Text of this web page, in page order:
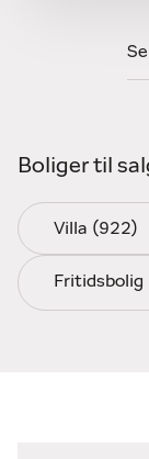
Kontakt
og se vores
30 88 eller
er klar til en
derimellem.
Boliger til
Villa (922)
Fritidsbolig